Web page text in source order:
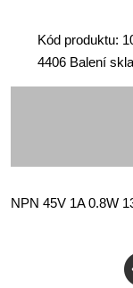
Kód produktu:
4406 Balení
NPN 45V 1A 0.8W